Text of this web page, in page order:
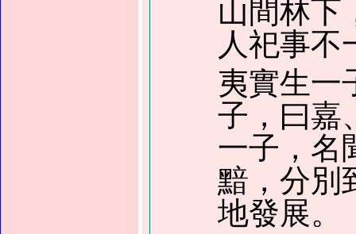
山間林下
人祀事不
夷實生一
子，曰嘉
一子，名
黯，分別
地發展。